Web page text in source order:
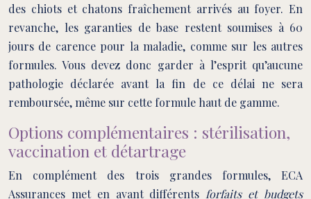
des chiots et chatons fraîchement arrivés au foyer. En
revanche, les garanties de base restent soumises à 60
jours de carence pour la maladie, comme sur les autres
formules. Vous devez donc garder à l’esprit qu’aucune
pathologie déclarée avant la fin de ce délai ne sera
remboursée, même sur cette formule haut de gamme.
Options complémentaires : stérilisation,
vaccination et détartrage
En complément des trois grandes formules, ECA
Assurances met en avant différents forfaits et budgets